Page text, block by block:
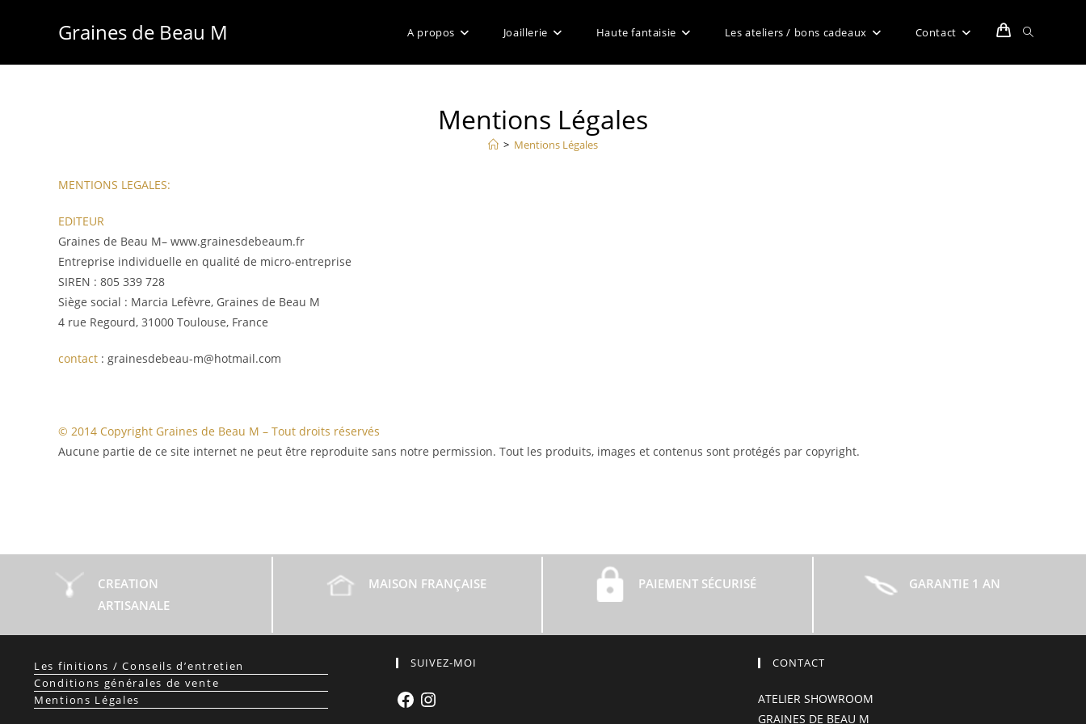
Graines de Beau M A propos Joaillerie Haute fantaisie Les ateliers / bons cadeaux Contact Toggle
Mentions Légales
> Mentions Légales
MENTIONS LEGALES:
EDITEUR
Graines de Beau M– www.grainesdebeaum.fr
Entreprise individuelle en qualité de micro-entreprise
SIREN : 805 339 728
Siège social : Marcia Lefèvre, Graines de Beau M
4 rue Regourd, 31000 Toulouse, France
contact : grainesdebeau-m@hotmail.com
© 2014 Copyright Graines de Beau M – Tout droits réservés
Aucune partie de ce site internet ne peut être reproduite sans notre permission. Tout les produits, images et contenus sont protégés par copyright.
CREATION
ARTISANALE
MAISON FRANÇAISE PAIEMENT SÉCURISÉ GARANTIE 1 AN
Les finitions / Conseils d’entretien
Conditions générales de vente
Mentions Légales
SUIVEZ-MOI
FacebookInstagram
CONTACT
ATELIER SHOWROOM
GRAINES DE BEAU M